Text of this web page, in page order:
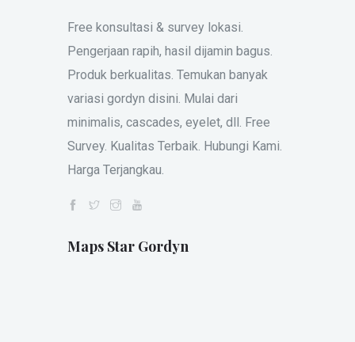
Free konsultasi & survey lokasi.
Pengerjaan rapih, hasil dijamin bagus.
Produk berkualitas. Temukan banyak
variasi gordyn disini. Mulai dari
minimalis, cascades, eyelet, dll. Free
Survey. Kualitas Terbaik. Hubungi Kami.
Harga Terjangkau.
Maps Star Gordyn